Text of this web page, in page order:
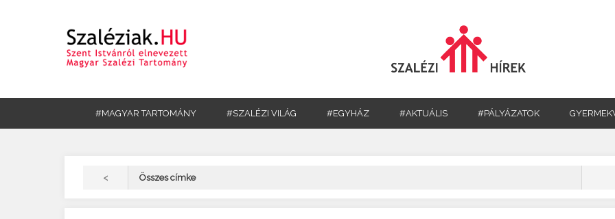
#MAGYAR TARTOMÁNY #SZALÉZI VILÁG #EGYHÁZ #AKTUÁLIS #PÁLYÁZATOK
< Összes címke